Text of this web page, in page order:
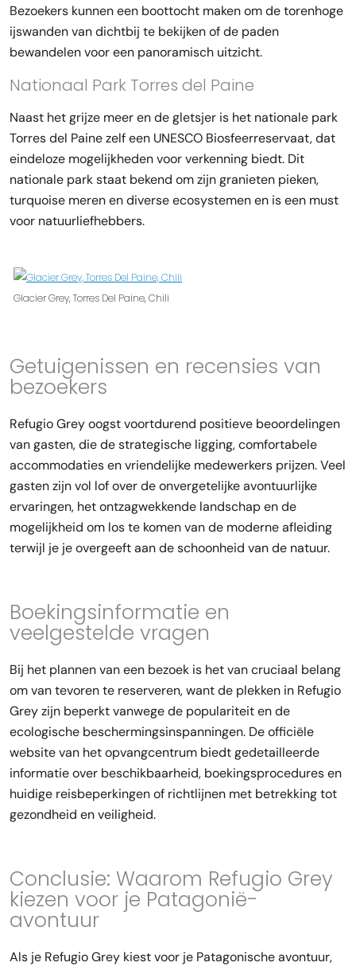
Bezoekers kunnen een boottocht maken om de torenhoge
ijswanden van dichtbij te bekijken of de paden
bewandelen voor een panoramisch uitzicht.
Nationaal Park Torres del Paine
Naast het grijze meer en de gletsjer is het nationale park
Torres del Paine zelf een UNESCO Biosfeerreservaat, dat
eindeloze mogelijkheden voor verkenning biedt. Dit
nationale park staat bekend om zijn granieten pieken,
turquoise meren en diverse ecosystemen en is een must
voor natuurliefhebbers.
Glacier Grey, Torres Del Paine, Chili
Getuigenissen en recensies van
bezoekers
Refugio Grey oogst voortdurend positieve beoordelingen
van gasten, die de strategische ligging, comfortabele
accommodaties en vriendelijke medewerkers prijzen. Veel
gasten zijn vol lof over de onvergetelijke avontuurlijke
ervaringen, het ontzagwekkende landschap en de
mogelijkheid om los te komen van de moderne afleiding
terwijl je je overgeeft aan de schoonheid van de natuur.
Boekingsinformatie en
veelgestelde vragen
Bij het plannen van een bezoek is het van cruciaal belang
om van tevoren te reserveren, want de plekken in Refugio
Grey zijn beperkt vanwege de populariteit en de
ecologische beschermingsinspanningen. De officiële
website van het opvangcentrum biedt gedetailleerde
informatie over beschikbaarheid, boekingsprocedures en
huidige reisbeperkingen of richtlijnen met betrekking tot
gezondheid en veiligheid.
Conclusie: Waarom Refugio Grey
kiezen voor je Patagonië-
avontuur
Als je Refugio Grey kiest voor je Patagonische avontuur,